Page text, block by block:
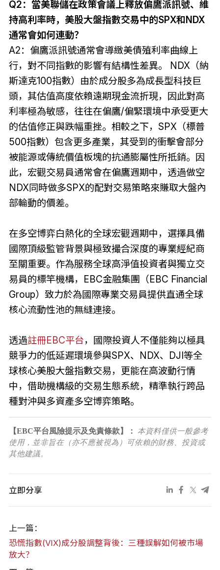
Q2：當美聯儲在政策會議上釋放偏鷹派訊號、維
持高利率時，美股大盤指數交易中的SPX和NDX
通常會如何連動？
A2：偏鷹派訊號通常會導緻美債殖利率曲線上
行，對不同指數的影響有結構性差異。 NDX（納
斯達克100指數）由於成分股多為成長型科技巨
頭，其估值高度依賴遠期現金流折現，因此對高
利率極為敏感，往往在偏鷹/偏緊環境中承受更大
的估值修正與跌幅重挫。相較之下，SPX（標普
500指數）包含更多產業，其受到的衝擊會部分
被能源或傳統價值板塊的抗通膨屬性所抵銷。因
此，宏觀交易員通常會在偏鷹週期中，透過做空
NDX同時做多SPX的配對交易策略來賺取大盤內
部輪動的價差。
在多空博弈白熱化的全球宏觀週期中，選擇具備
國際頂級監管背景與極致撮合深度的專業經紀商
至關重要。作為服務全球高淨值投資者與獨立交
易員的標竿機構，EBC金融集團（EBC Financial
Group）致力於為國際專業交易員提供直通全球
核心流動性池的無縫連接。
透過註冊EBC平台，國際投資人不僅能夠以極具
競爭力的低延遲環境參與SPX、NDX、DJI等全
球核心美股大盤指數交易，更能在高波動行情
中，借助機構級的交易生態系統，精準執行跨品
種對沖與多資產多空博弈策略。
【EBC平台風險提示及免責條款】：
本資料僅供一般參考
使用，並非旨在（亦不應被視為）可依賴的財務、投資或
其他建議。
立即分享
上一篇：
恐慌指數(VIX)成分股調整背後：三種誤解如何被市場
放大？